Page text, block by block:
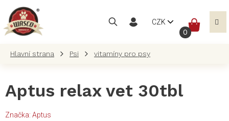
obsah
CZK
Psi vitamíny pro psy
Aptus relax vet 30tbl
Značka: Aptus